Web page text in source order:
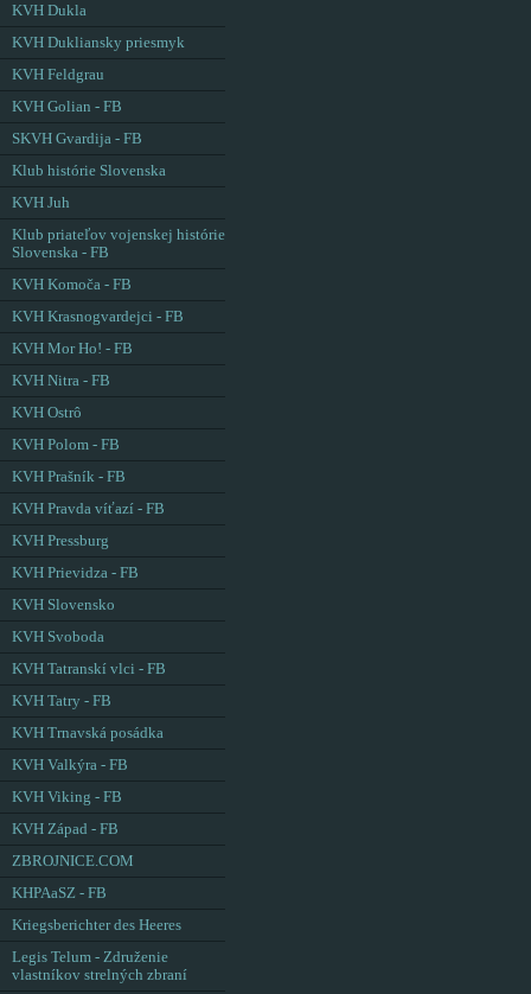
KVH Dukla
KVH Dukliansky priesmyk
KVH Feldgrau
KVH Golian - FB
SKVH Gvardija - FB
Klub histórie Slovenska
KVH Juh
Klub priateľov vojenskej histórie
Slovenska - FB
KVH Komoča - FB
KVH Krasnogvardejci - FB
KVH Mor Ho! - FB
KVH Nitra - FB
KVH Ostrô
KVH Polom - FB
KVH Prašník - FB
KVH Pravda víťazí - FB
KVH Pressburg
KVH Prievidza - FB
KVH Slovensko
KVH Svoboda
KVH Tatranskí vlci - FB
KVH Tatry - FB
KVH Trnavská posádka
KVH Valkýra - FB
KVH Viking - FB
KVH Západ - FB
ZBROJNICE.COM
KHPAaSZ - FB
Kriegsberichter des Heeres
Legis Telum - Združenie
vlastníkov strelných zbraní